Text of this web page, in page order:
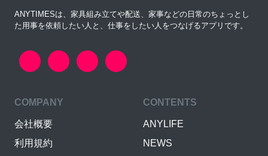
ANYTIMESは、家具組み立てや配送、家事などの日常のちょっとし
た用事を依頼したい人と、仕事をしたい人をつなげるアプリです。
COMPANY
会社概要
利用規約
CONTENTS
ANYLIFE
NEWS